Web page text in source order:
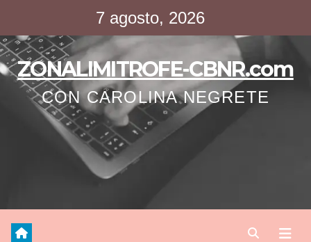
contenido
7 agosto, 2026
ZONALIMITROFE-CBNR.com
CON CAROLINA NEGRETE